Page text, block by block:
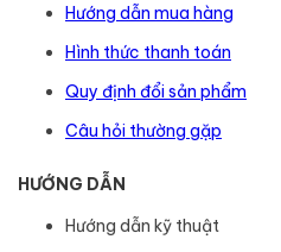
Hướng dẫn mua hàng
Hình thức thanh toán
Quy định đổi sản phẩm
Câu hỏi thường gặp
HƯỚNG DẪN
Hướng dẫn kỹ thuật